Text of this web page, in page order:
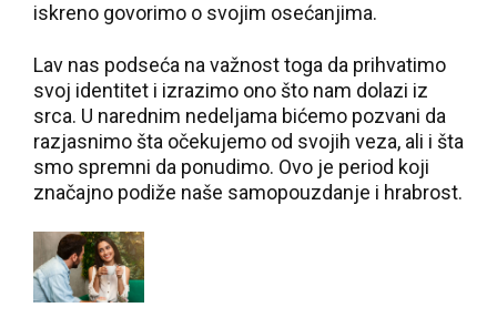
iskreno govorimo o svojim osećanjima.
Lav nas podseća na važnost toga da prihvatimo
svoj identitet i izrazimo ono što nam dolazi iz
srca. U narednim nedeljama bićemo pozvani da
razjasnimo šta očekujemo od svojih veza, ali i šta
smo spremni da ponudimo. Ovo je period koji
značajno podiže naše samopouzdanje i hrabrost.